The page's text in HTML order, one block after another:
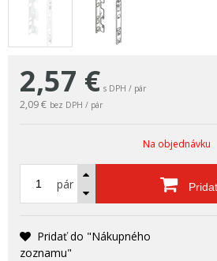
2,57 € s DPH / pár
2,09 € bez DPH / pár
Na objednávku
pár
Pridať do "Nákupného
zoznamu"